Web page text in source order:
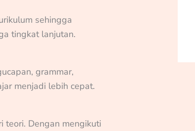
sehingga
tingkat lanjutan.
grammar,
menjadi lebih cepat.
teori. Dengan mengikuti